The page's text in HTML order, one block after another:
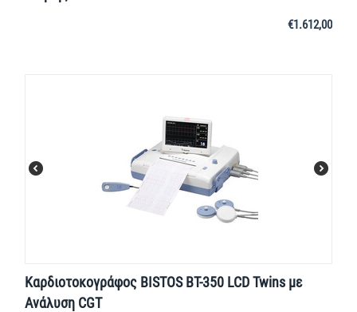
€1.612,00
Καρδιοτοκογράφος BISTOS BT-350 LCD Twins με
Ανάλυση CGT